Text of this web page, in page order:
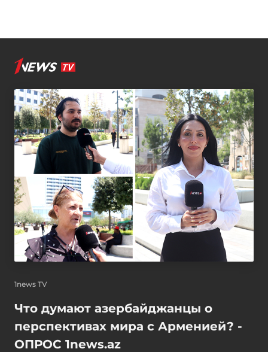
1news TV
Что думают азербайджанцы о
перспективах мира с Арменией? -
ОПРОС 1news.az